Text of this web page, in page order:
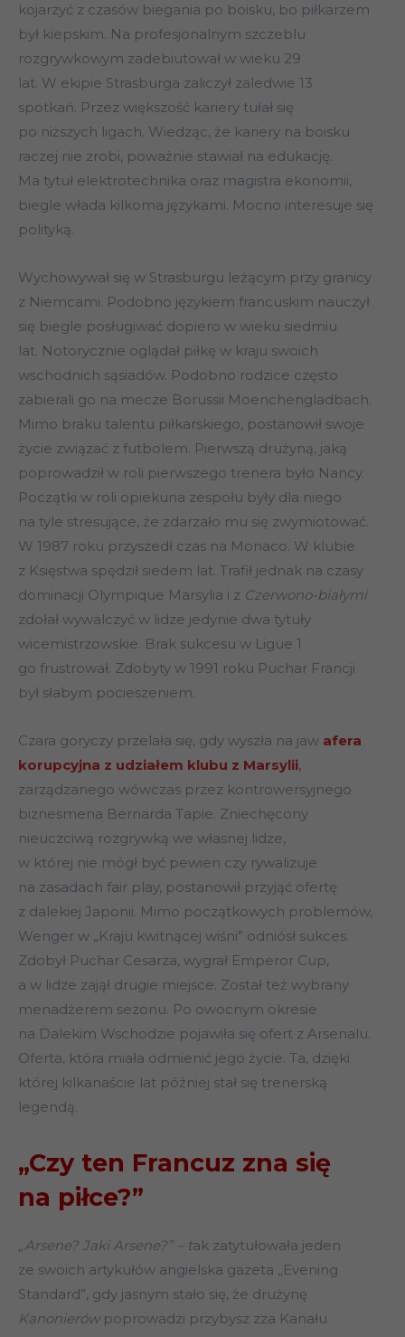
kojarzyć z czasów biegania po boisku, bo piłkarzem
był kiepskim. Na profesjonalnym szczeblu
rozgrywkowym zadebiutował w wieku 29
lat. W ekipie Strasburga zaliczył zaledwie 13
spotkań. Przez większość kariery tułał się
po niższych ligach. Wiedząc, że kariery na boisku
raczej nie zrobi, poważnie stawiał na edukację.
Ma tytuł elektrotechnika oraz magistra ekonomii,
biegle włada kilkoma językami. Mocno interesuje się
polityką.
Wychowywał się w Strasburgu leżącym przy granicy
z Niemcami. Podobno językiem francuskim nauczył
się biegle posługiwać dopiero w wieku siedmiu
lat. Notorycznie oglądał piłkę w kraju swoich
wschodnich sąsiadów. Podobno rodzice często
zabierali go na mecze Borussii Moenchengladbach.
Mimo braku talentu piłkarskiego, postanowił swoje
życie związać z futbolem. Pierwszą drużyną, jaką
poprowadził w roli pierwszego trenera było Nancy.
Początki w roli opiekuna zespołu były dla niego
na tyle stresujące, że zdarzało mu się zwymiotować.
W 1987 roku przyszedł czas na Monaco. W klubie
z Księstwa spędził siedem lat. Trafił jednak na czasy
dominacji Olympique Marsylia i z Czerwono-białymi
zdołał wywalczyć w lidze jedynie dwa tytuły
wicemistrzowskie. Brak sukcesu w Ligue 1
go frustrował. Zdobyty w 1991 roku Puchar Francji
był słabym pocieszeniem.
Czara goryczy przelała się, gdy wyszła na jaw afera
korupcyjna z udziałem klubu z Marsylii,
zarządzanego wówczas przez kontrowersyjnego
biznesmena Bernarda Tapie. Zniechęcony
nieuczciwą rozgrywką we własnej lidze,
w której nie mógł być pewien czy rywalizuje
na zasadach fair play, postanowił przyjąć ofertę
z dalekiej Japonii. Mimo początkowych problemów,
Wenger w „Kraju kwitnącej wiśni” odniósł sukces.
Zdobył Puchar Cesarza, wygrał Emperor Cup,
a w lidze zajął drugie miejsce. Został też wybrany
menadżerem sezonu. Po owocnym okresie
na Dalekim Wschodzie pojawiła się ofert z Arsenalu.
Oferta, która miała odmienić jego życie. Ta, dzięki
której kilkanaście lat później stał się trenerską
legendą.
„Czy ten Francuz zna się
na piłce?”
„Arsene? Jaki Arsene?” – tak zatytułowała jeden
ze swoich artykułów angielska gazeta „Evening
Standard”, gdy jasnym stało się, że drużynę
Kanonierówpoprowadzi przybysz zza Kanału